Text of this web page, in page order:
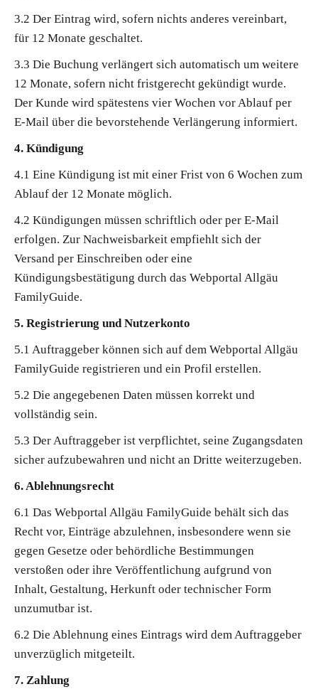
3.2 Der Eintrag wird, sofern nichts anderes vereinbart,
für 12 Monate geschaltet.
3.3 Die Buchung verlängert sich automatisch um weitere
12 Monate, sofern nicht fristgerecht gekündigt wurde.
Der Kunde wird spätestens vier Wochen vor Ablauf per
E-Mail über die bevorstehende Verlängerung informiert.
4. Kündigung
4.1 Eine Kündigung ist mit einer Frist von 6 Wochen zum
Ablauf der 12 Monate möglich.
4.2 Kündigungen müssen schriftlich oder per E-Mail
erfolgen. Zur Nachweisbarkeit empfiehlt sich der
Versand per Einschreiben oder eine
Kündigungsbestätigung durch das Webportal Allgäu
FamilyGuide.
5. Registrierung und Nutzerkonto
5.1 Auftraggeber können sich auf dem Webportal Allgäu
FamilyGuide registrieren und ein Profil erstellen.
5.2 Die angegebenen Daten müssen korrekt und
vollständig sein.
5.3 Der Auftraggeber ist verpflichtet, seine Zugangsdaten
sicher aufzubewahren und nicht an Dritte weiterzugeben.
6. Ablehnungsrecht
6.1 Das Webportal Allgäu FamilyGuide behält sich das
Recht vor, Einträge abzulehnen, insbesondere wenn sie
gegen Gesetze oder behördliche Bestimmungen
verstoßen oder ihre Veröffentlichung aufgrund von
Inhalt, Gestaltung, Herkunft oder technischer Form
unzumutbar ist.
6.2 Die Ablehnung eines Eintrags wird dem Auftraggeber
unverzüglich mitgeteilt.
7. Zahlung